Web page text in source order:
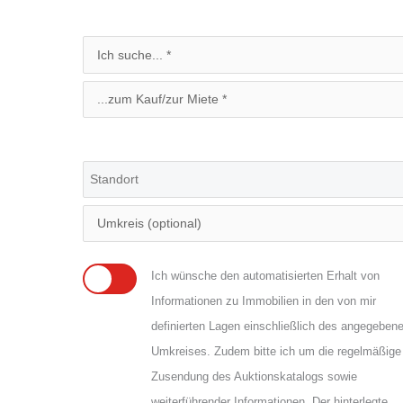
Ich wünsche den automatisierten Erhalt von
Informationen zu Immobilien in den von mir
definierten Lagen einschließlich des
Umkreises. Zudem bitte ich um die regelmäßige
Zusendung des Auktionskatalogs sowie